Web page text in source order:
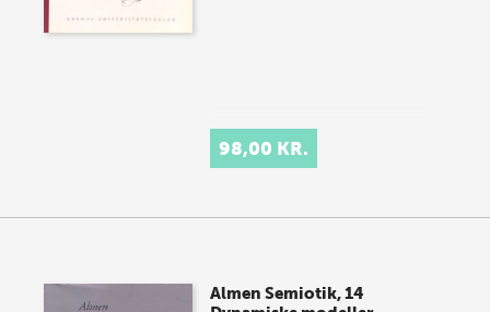
98,00 KR.
Almen Semiotik, 14